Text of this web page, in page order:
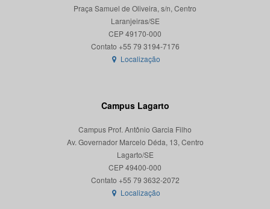
Praça Samuel de Oliveira, s/n, Centro
Laranjeiras/SE
CEP 49170-000
Localização
Campus Lagarto
Campus Prof. Antônio Garcia Filho
Av. Governador Marcelo Déda, 13, Centro
Lagarto/SE
CEP 49400-000
Localização